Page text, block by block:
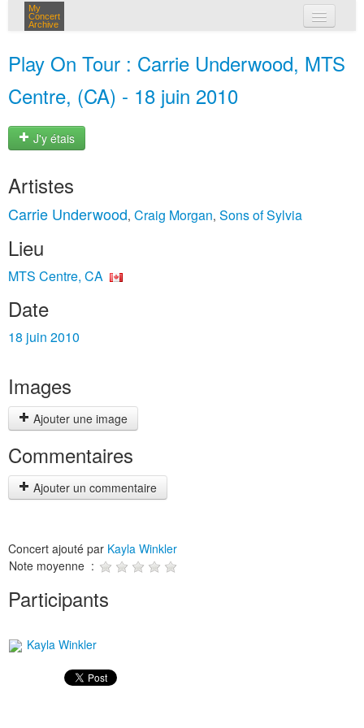
My
Concert
Archive
Play On Tour : Carrie Underwood, MTS
Centre, (CA) - 18 juin 2010
J'y étais
Artistes
Carrie Underwood, Craig Morgan, Sons of Sylvia
Lieu
MTS Centre, CA
Date
18 juin 2010
Images
Ajouter une image
Commentaires
Ajouter un commentaire
Concert ajouté par Kayla Winkler
Note moyenne :
Participants
Kayla Winkler